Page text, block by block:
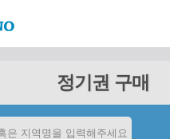
정기권 구매